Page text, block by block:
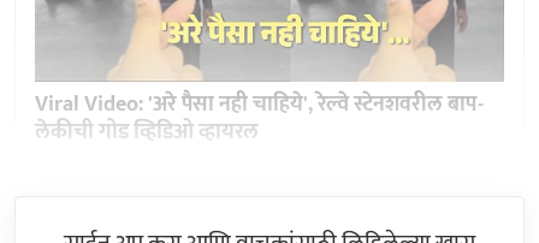
Viral Video: 'अरे पैसा नही चाहिये', रेल्वे स्टेनशवरील बाप-
लेकीची गोड व्हिडिओ व्हायरल